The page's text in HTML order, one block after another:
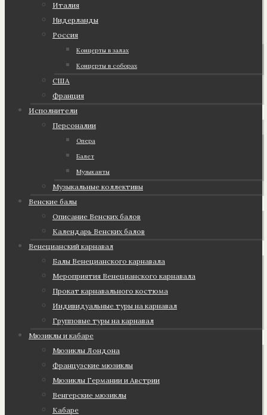
Италия
Нидерланды
Россия
Концерты в залах
Концерты в соборах
США
Франция
Исполнители
Персоналии
Опера
Балет
Музыканты
Музыкальные коллективы
Венские балы
Описание Венских балов
Календарь Венских балов
Венецианский карнавал
Балы Венецианского карнавала
Мероприятия Венецианского карнавала
Прокат карнавального костюма
Индивидуальные туры на карнавал
Групповые туры на карнавал
Мюзиклы и кабаре
Мюзиклы Лондона
Французские мюзиклы
Мюзиклы Германии и Австрии
Венгерские мюзиклы
Кабаре